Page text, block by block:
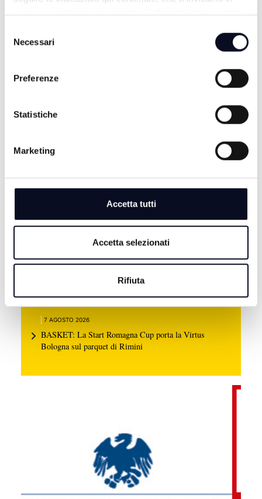
ogni caso a leggere per maggiori informazioni in materia
delNecessari
Preferenze
Statistiche
Marketing
Accetta tutti
Accetta selezionati
Rifiuta
ALTRE NOTIZIE TUTTE LE NOTIZIE
chiedono proroga concessione | VIDEO
RIMINI: Addio dei frati dopo 500 anni, “ma la mensa
dei poveri continua” | VIDEO
7 AGOSTO 2026
BASKET: La Start Romagna Cup porta la Virtus
Bologna sul parquet di Rimini